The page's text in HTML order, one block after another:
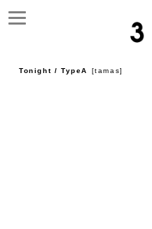
Tonight / TypeA [tamas]